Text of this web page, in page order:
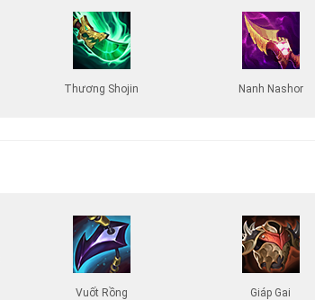
Thương Shojin Nanh Nashor
Vuốt Rồng Giáp Gai